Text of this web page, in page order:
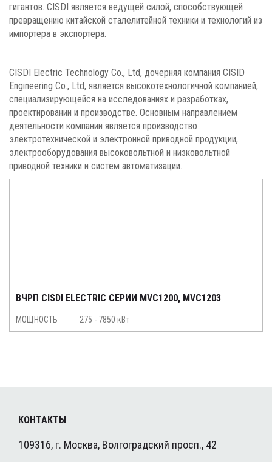
гигантов. CISDI является ведущей силой, способствующей
превращению китайской сталелитейной техники и технологий из
импортера в экспортера.
CISDI Electric Technology Co., Ltd, дочерняя компания CISID
Engineering Co., Ltd, является высокотехнологичной компанией,
специализирующейся на исследованиях и разработках,
проектировании и производстве. Основным направлением
деятельности компании является производство
электротехнической и электронной приводной продукции,
электрооборудования высоковольтной и низковольтной
приводной техники и систем автоматизации.
ВЧРП CISDI ELECTRIC СЕРИИ MVC1200, MVC1203
МОЩНОСТЬ 275 - 7850 кВт
КОНТАКТЫ
109316, г. Москва, Волгоградский просп., 42